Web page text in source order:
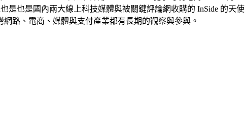
是也是國內兩大線上科技媒體與被關鍵評論網收購的 InSide 的天使
路、電商、媒體與支付產業都有長期的觀察與參與。